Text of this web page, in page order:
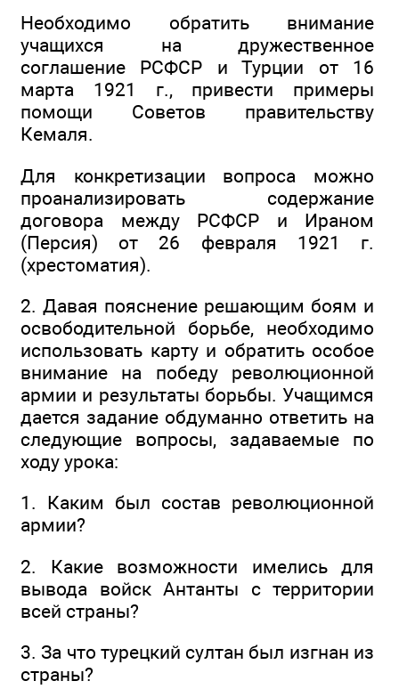
Необходимо обратить внимание
учащихся на дружественное
соглашение РСФСР и Турции от 16
марта 1921 г., привести примеры
помощи Советов правительству
Кемаля.
Для конкретизации вопроса можно
проанализировать содержание
договора между РСФСР и Ираном
(Персия) от 26 февраля 1921 г.
(хрестоматия).
2. Давая пояснение решающим боям и
освободительной борьбе, необходимо
использовать карту и обратить особое
внимание на победу революционной
армии и результаты борьбы. Учащимся
дается задание обдуманно ответить на
следующие вопросы, задаваемые по
ходу урока:
1. Каким был состав революционной
армии?
2. Какие возможности имелись для
вывода войск Антанты с территории
всей страны?
3. За что турецкий султан был изгнан из
страны?